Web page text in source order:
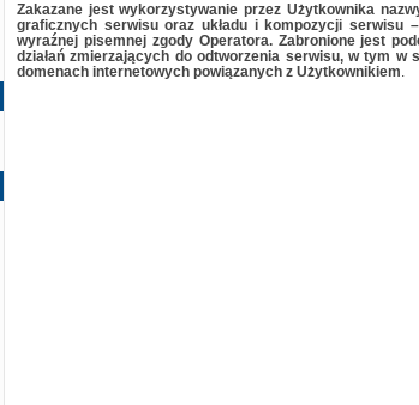
Zakazane jest wykorzystywanie przez Użytkownika
graficznych serwisu oraz układu i kompozycji serwisu
wyraźnej pisemnej zgody Operatora. Zabronione jest
działań zmierzających do odtworzenia serwisu, w tym
domenach internetowych powiązanych z Użytkownikiem.